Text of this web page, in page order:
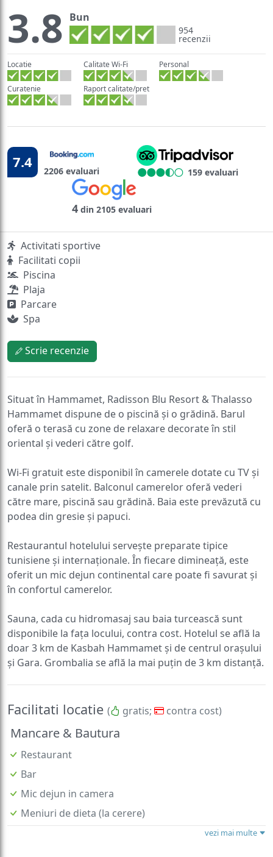
3.8 Bun
954
recenzii
Locatie Calitate Wi-Fi Personal
Curatenie Raport calitate/pret
7.4 2206 evaluari 159 evaluari
4 din 2105 evaluari
Activitati sportive
Facilitati copii
Piscina
Plaja
Parcare
Spa
Scrie recenzie
Situat în Hammamet, Radisson Blu Resort & Thalasso
Hammamet dispune de o piscină și o grădină. Barul
oferă o terasă cu zone de relaxare decorate în stil
oriental și vederi către golf.
Wi-Fi gratuit este disponibil în camerele dotate cu TV și
canale prin satelit. Balconul camerelor oferă vederi
către mare, piscină sau grădină. Baia este prevăzută cu
podea din gresie și papuci.
Restaurantul hotelului servește preparate tipice
tunisiene și internaționale. În fiecare dimineață, este
oferit un mic dejun continental care poate fi savurat și
în confortul camerelor.
Sauna, cada cu hidromasaj sau baia turcească sunt
disponibile la fața locului, contra cost. Hotelul se află la
doar 3 km de Kasbah Hammamet și de centrul orașului
și Gara. Grombalia se află la mai puțin de 3 km distanță.
Facilitati locatie ( gratis; contra cost)
Mancare & Bautura
Restaurant
Bar
Mic dejun in camera
Meniuri de dieta (la cerere)
vezi mai multe